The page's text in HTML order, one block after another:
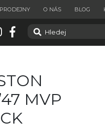
PRODEJNY O NÁS BLOG
MVP